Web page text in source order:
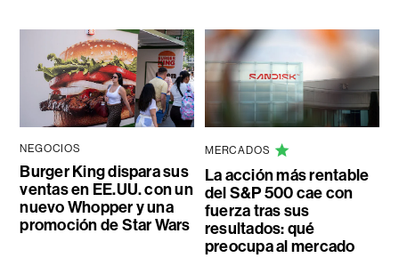
NEGOCIOS
Burger King dispara sus
ventas en EE.UU. con un
nuevo Whopper y una
promoción de Star Wars
MERCADOS
La acción más rentable
del S&P 500 cae con
fuerza tras sus
resultados: qué
preocupa al mercado